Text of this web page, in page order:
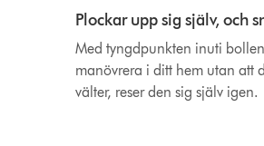
Plockar upp sig själv, och
Med tyngdpunkten inuti
manövrera i ditt hem utan att
välter, reser den sig själv igen.